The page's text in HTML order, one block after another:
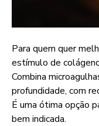
Para quem quer
estímulo de
Combina
profundidade, com
É uma ótima opção
bem indicada.